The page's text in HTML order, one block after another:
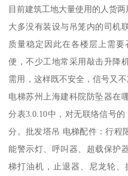
目前建筑工地大量使用的人货
大多没有装设与吊笼内的司机
质量稳定因此在各楼层上需
便，不少工地常采用敲击升降
需用，这样既不安全，信号又
电梯苏州上海建科院防坠器在
分表3.0.10中，对无联络信号
分。批发塔吊 电梯配件：行程
能警示灯、呼叫器、超载保护
梯打油机，止退器、尼龙轮